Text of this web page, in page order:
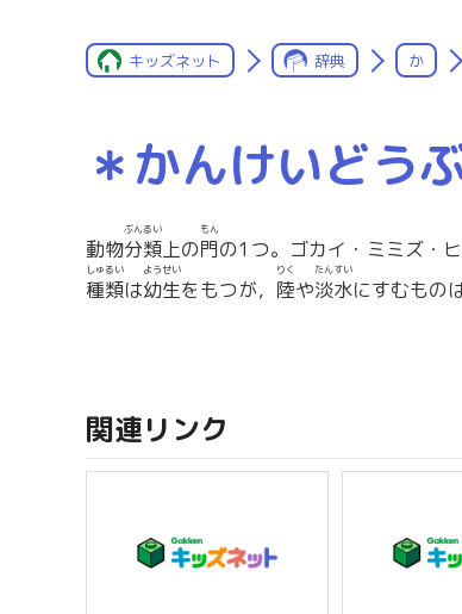
キッズネット 辞典 か
＊かんけいどう
動物分類
ぶんるい
上の門
もん
の1つ。ゴカイ・ミミズ・
種類
しゅるい
は幼生
ようせい
をもつが， 陸
りく
や淡水
たんすい
にすむもの
関連リンク